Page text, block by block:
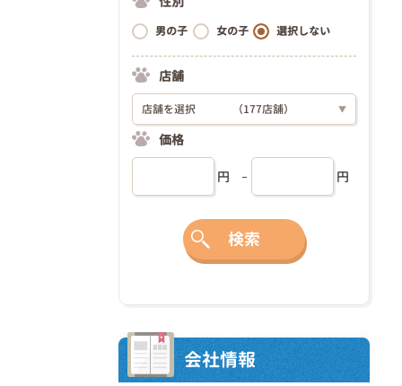
男の子 女の子 選択しない
店舗
店舗を選択 （177店舗） ▼
価格
円 円
検索
会社情報